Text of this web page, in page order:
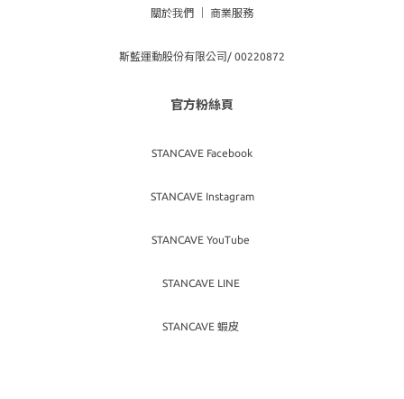
關於我們 商業服務
斯藍運動股份有限公司/ 00220872
官方粉絲頁
STANCAVE Facebook
STANCAVE Instagram
STANCAVE YouTube
STANCAVE LINE
STANCAVE 蝦皮